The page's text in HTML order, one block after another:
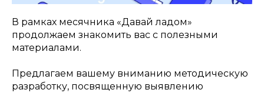
В рамках месячника «Давай ладом»
продолжаем знакомить вас с полезными
материалами.
Предлагаем вашему вниманию методическую
разработку, посвященную выявлению